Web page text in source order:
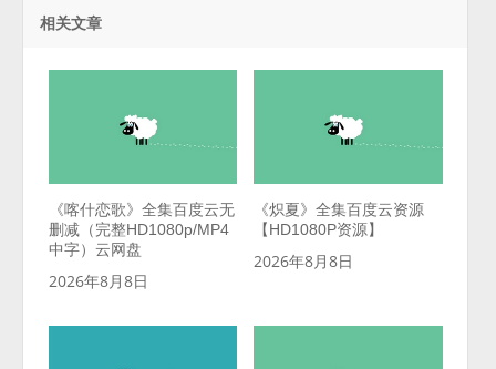
相关文章
《喀什恋歌》全集百度云无
删减（完整HD1080p/MP4
中字）云网盘
2026年8月8日
《炽夏》全集百度云资源
【HD1080P资源】
2026年8月8日